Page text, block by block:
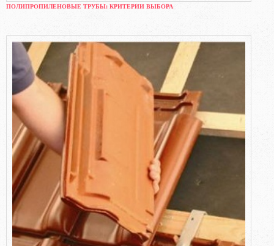
ПОЛИПРОПИЛЕНОВЫЕ ТРУБЫ: КРИТЕРИИ ВЫБОРА